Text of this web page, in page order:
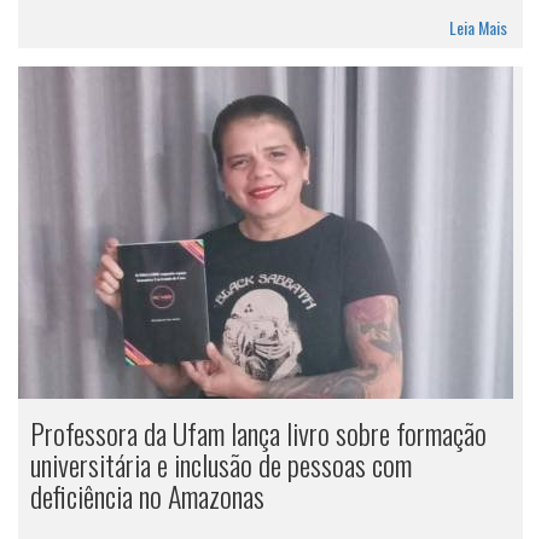
Leia Mais
Professora da Ufam lança livro sobre formação
universitária e inclusão de pessoas com
deficiência no Amazonas